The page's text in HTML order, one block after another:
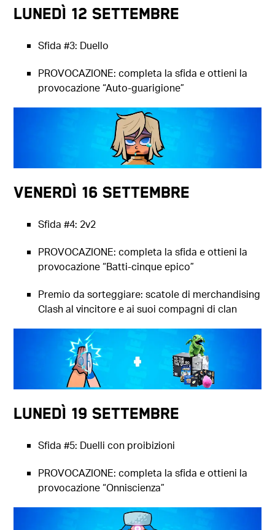
Lunedì 12 settembre
Sfida #3: Duello
PROVOCAZIONE: completa la sfida e ottieni la
provocazione “Auto-guarigione”
Venerdì 16 settembre
Sfida #4: 2v2
PROVOCAZIONE: completa la sfida e ottieni la
provocazione “Batti-cinque epico”
Premio da sorteggiare: scatole di merchandising
Clash al vincitore e ai suoi compagni di clan
Lunedì 19 settembre
Sfida #5: Duelli con proibizioni
PROVOCAZIONE: completa la sfida e ottieni la
provocazione “Onniscienza”